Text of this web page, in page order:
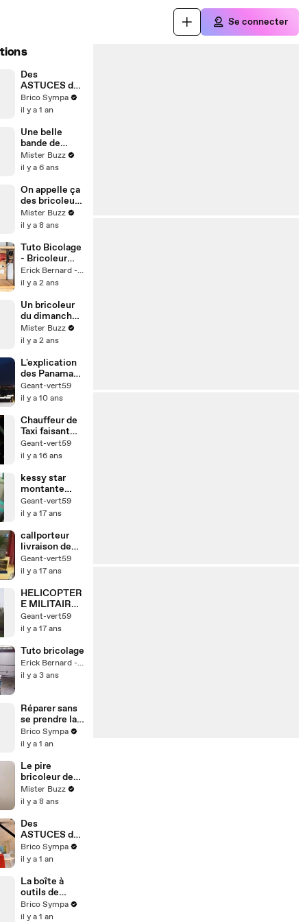
Se connecter
Des
ASTUCES de
RÉPARATION
RAPIDE pour
pannes de la
vie !
Brico Sympa
il y a 1 an
Une belle
bande de
bricoleurs du
dimanche....
Mister Buzz
il y a 6 ans
On appelle ça
des bricoleurs
du
dimanche....
Mister Buzz
il y a 8 ans
Tuto Bicolage
- Bricoleur
d'enfer le mec
!
Erick Bernard - Lyon
il y a 2 ans
Un bricoleur
du dimanche
très chanceux
Mister Buzz
il y a 2 ans
L'explication
des Panama
papers
expliqué dans
chatié à voir.
Geant-vert59
il y a 10 ans
Chauffeur de
Taxi faisant
une imitation
de Michael
Geant-vert59
il y a 16 ans
kessy star
montante
aveugle quel
talent
Geant-vert59
il y a 17 ans
callporteur
livraison de
plis et colis
sur lille
Geant-vert59
il y a 17 ans
HELICOPTER
E MILITAIRE
AU VIEUX
LILLE
Geant-vert59
il y a 17 ans
Tuto bricolage
Erick Bernard - Lyon
il y a 3 ans
Réparer sans
se prendre la
tête :
ASTUCE pour
courants !
Brico Sympa
il y a 1 an
Le pire
bricoleur de
l'année
Mister Buzz
il y a 8 ans
Des
ASTUCES de
réparation
astucieuses
problèmes de
tous les jours !
Brico Sympa
il y a 1 an
La boîte à
outils de
réparation :
Les
Brico Sympa
il y a 1 an